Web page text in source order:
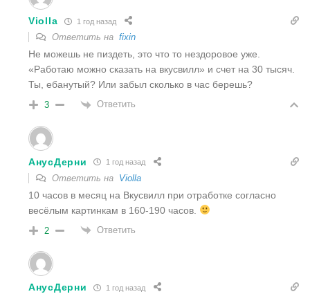
Violla 1 год назад
Ответить на fixin
Не можешь не пиздеть, это что то нездоровое уже.
«Работаю можно сказать на вкусвилл» и счет на 30 тысяч.
Ты, ебанутый? Или забыл сколько в час берешь?
3 Ответить
АнусДерни 1 год назад
Ответить на Violla
10 часов в месяц на Вкусвилл при отработке согласно
весёлым картинкам в 160-190 часов.
2 Ответить
АнусДерни 1 год назад